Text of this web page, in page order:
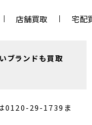
店舗買取 宅配
ブランドも買取
は0120-29-1739ま